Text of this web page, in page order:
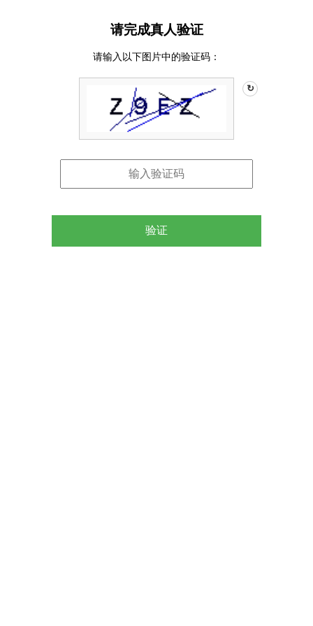
请完成真人验证
请输入以下图片中的验证码：
↻
验证